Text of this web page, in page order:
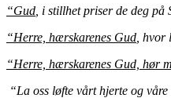
“Gud , i stillhet priser de deg på
“Herre, hærskarenes Gud ,
“Herre, hærskarenes Gud, hør
“La oss løfte vårt hjerte og